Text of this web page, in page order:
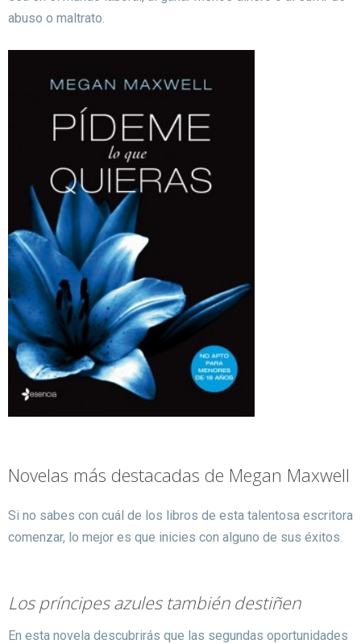
abuso o maltrato.
Novelas más destacadas de Megan Maxwell
Si no sabes con cuál de los libros de esta talentosa escritora
comenzar, lo mejor es que inicies con alguno de sus éxitos.
Los príncipes azules también destiñen
En esta novela descubrirás que las segundas oportunidades